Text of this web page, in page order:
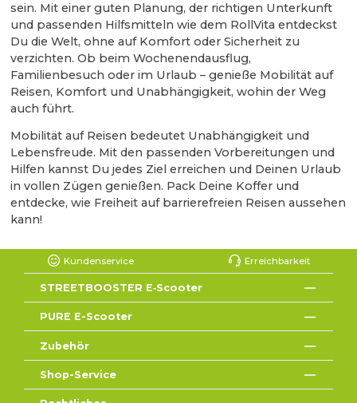
sein. Mit einer guten Planung, der richtigen Unterkunft
und passenden Hilfsmitteln wie dem RollVita entdeckst
Du die Welt, ohne auf Komfort oder Sicherheit zu
verzichten. Ob beim Wochenendausflug,
Familienbesuch oder im Urlaub – genieße Mobilität auf
Reisen, Komfort und Unabhängigkeit, wohin der Weg
auch führt.
Mobilität auf Reisen bedeutet Unabhängigkeit und
Lebensfreude. Mit den passenden Vorbereitungen und
Hilfen kannst Du jedes Ziel erreichen und Deinen Urlaub
in vollen Zügen genießen. Pack Deine Koffer und
entdecke, wie Freiheit auf barrierefreien Reisen aussehen
kann!
Kundenservice Erreichbarkeit
STREETBOOSTER E‑Scooter
PURE E-Scooter
Zubehör
Shop-Service